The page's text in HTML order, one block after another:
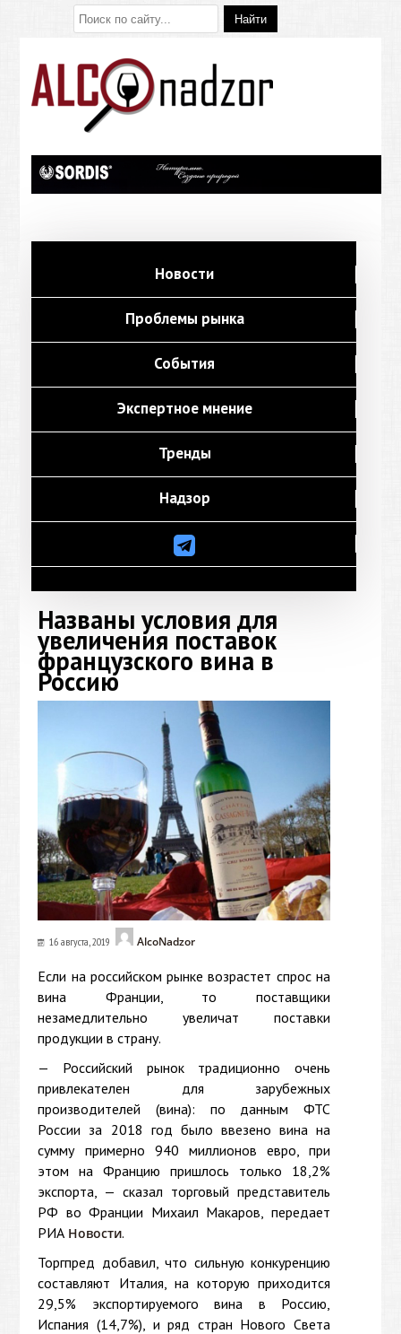
Новости
Проблемы рынка
События
Экспертное мнение
Тренды
Надзор
Названы условия для
увеличения поставок
французского вина в
Россию
16 августа, 2019 AlcoNadzor
Если на российском рынке возрастет спрос на
вина Франции, то поставщики
незамедлительно увеличат поставки
продукции в страну.
— Российский рынок традиционно очень
привлекателен для зарубежных
производителей (вина): по данным ФТС
России за 2018 год было ввезено вина на
сумму примерно 940 миллионов евро, при
этом на Францию пришлось только 18,2%
экспорта, — сказал торговый представитель
РФ во Франции Михаил Макаров, передает
РИА Новости.
Торгпред добавил, что сильную конкуренцию
составляют Италия, на которую приходится
29,5% экспортируемого вина в Россию,
Испания (14,7%), и ряд стран Нового Света